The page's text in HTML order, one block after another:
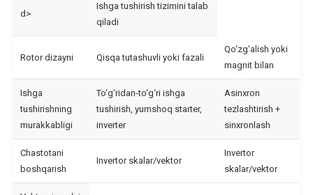
diagnostikasi
Elektromotorlarni
shoshilinch
ta'mirlash
Elektromotorlarning
joriy
d>
Ishga tushirish tizimini talab
qiladi
Rotor dizayni Qisqa tutashuvli yoki fazali
Qo‘zg‘alish yoki
magnit bilan
Ishga
tushirishning
murakkabligi
To‘g‘ridan-to‘g‘ri ishga
tushirish, yumshoq starter,
inverter
Asinxron
tezlashtirish +
sinxronlash
Chastotani
boshqarish
Invertor skalar/vektor
Invertor
skalar/vektor